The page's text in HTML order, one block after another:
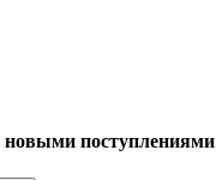
новыми